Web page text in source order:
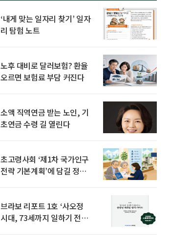
‘내게 맞는 일자리 찾기’ 일자
리 탐험 노트
노후 대비로 달러보험? 환율
오르면 보험료 부담 커진다
소액 직역연금 받는 노인, 기
초연금 수령 길 열린다
초고령사회 ‘제1차 국가인구
전략 기본계획’에 담길 정책
브라보 리포트 1호 ‘사오정
시대, 73세까지 일하기 전략’